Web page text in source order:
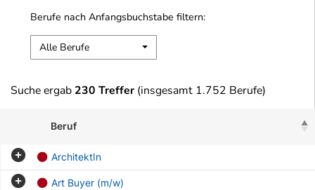
Berufe nach Anfangsbuchstabe filtern:
Alle Berufe
Suche ergab 230 Treffer (insgesamt 1.752 Berufe)
Beruf
ArchitektIn
Art Buyer (m/w)